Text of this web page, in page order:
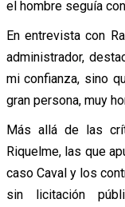
el hombre seguía
En entrevista con
administrador,
mi confianza, sino
gran persona, muy
Más allá de las
Riquelme, las que
caso Caval y los
sin licitación